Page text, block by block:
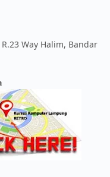
Way Halim, Bandar